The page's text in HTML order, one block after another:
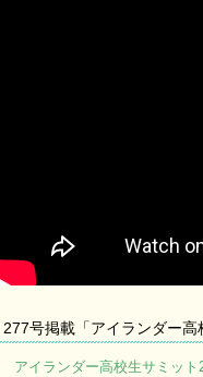
277号掲載「アイランダー高
アイランダー高校生サミット